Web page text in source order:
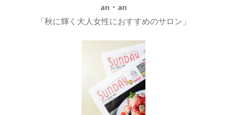
an・an
「秋に輝く大人女性におすすめのサロン」